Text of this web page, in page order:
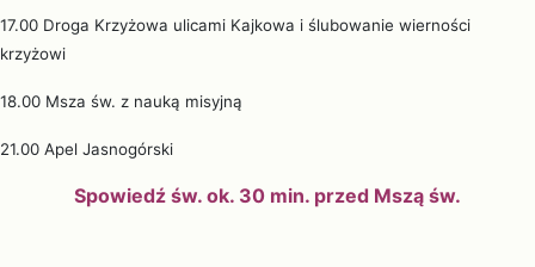
17.00 Droga Krzyżowa ulicami Kajkowa i ślubowanie wierności
krzyżowi
18.00 Msza św. z nauką misyjną
21.00 Apel Jasnogórski
Spowiedź św. ok. 30 min. przed Mszą św.